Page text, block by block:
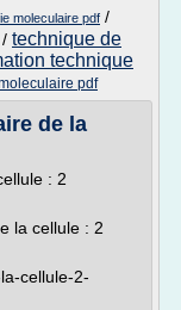
moleculaire pdf /
/ technique de
technique
pdf
de la
: 2
la cellule : 2
cellule-2-